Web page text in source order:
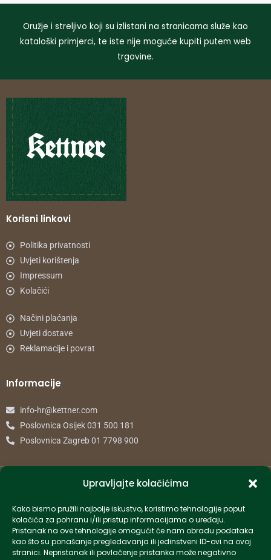
Upravljajte kolačićima
Kako bismo pružili najbolje iskustvo, koristimo tehnologije poput
kolačića za pohranu i/ili pristup informacijama o uređaju.
Pristanak na ove tehnologije omogućit će nam obradu podataka
kao što su ponašanje pregledavanja ili jedinstveni ID-ovi na ovoj
stranici. Nepristanak ili povlačenje pristanka može negativno
Oružje i streljivo koji su izlistani na stranicama služe kao
kataloški primjerci, te iste nije moguće kupiti putem web
trgovine.
Korisni linkovi
Politika privatnosti
Uvjeti korištenja
Impressum
Kolačići
Načini plaćanja
Uvjeti dostave
Reklamacije i povrat
Informacije
info-hr@kettner.com
Poslovnica Osijek 031 500 181
Poslovnica Zagreb 01 7798 900
Created by Pumapunku